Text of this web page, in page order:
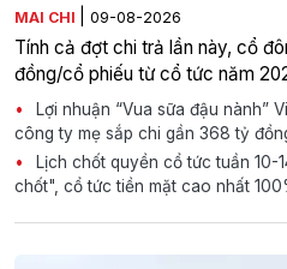
MAI CHI 09-08-2026
Tính cả đợt chi trả lần này, cổ
đồng/cổ phiếu từ cổ tức năm
Lợi nhuận “Vua sữa đậu nành”
công ty mẹ sắp chi gần 368 tỷ
Lịch chốt quyền cổ tức tuần 10-
chốt", cổ tức tiền mặt cao nhất